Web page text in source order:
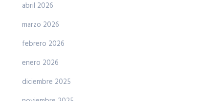
abril 2026
marzo 2026
febrero 2026
enero 2026
diciembre 2025